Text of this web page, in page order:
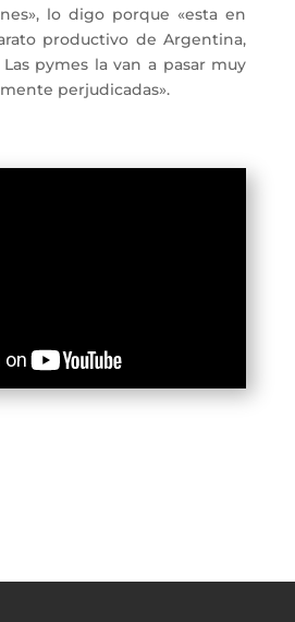
lo digo porque «esta en
productivo de Argentina,
pymes la van a pasar muy
perjudicadas».